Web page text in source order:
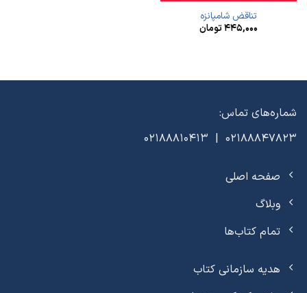
تناقض شامپانزه
۴۴۵,۰۰۰تومان
شماره‌های تماس:
02188847823 | 02188810413
صفحه اصلی
وبلاگ
تمام کتاب‌ها
هدیه سازمانی کتاب